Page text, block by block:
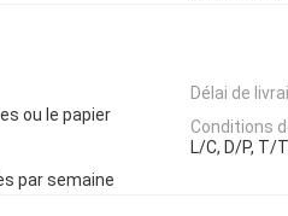
ou le papier
Délai de
Conditions
L/C, D/P, T/
par semaine